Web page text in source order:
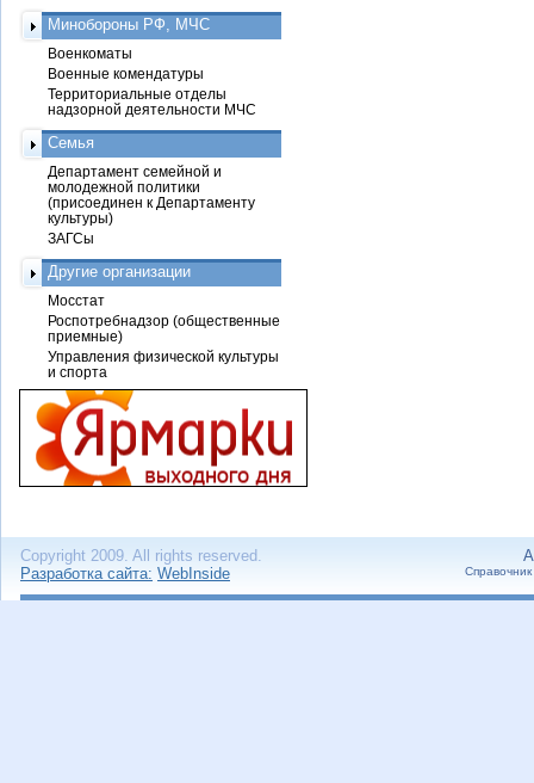
Минобороны РФ, МЧС
Военкоматы
Военные комендатуры
Территориальные отделы
надзорной деятельности МЧС
Семья
Департамент семейной и
молодежной политики
(присоединен к Департаменту
культуры)
ЗАГСы
Другие организации
Мосстат
Роспотребнадзор (общественные
приемные)
Управления физической культуры
и спорта
Copyright 2009. All rights reserved.
Разработка сайта: WebInside